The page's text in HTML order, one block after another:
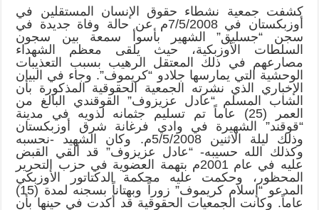
كشفت جمعية نشطاء حقوق الإنسان المستقلين في
أوزبكستان في 7/5/2008م عن حالة وفاة جديدة في
سجن “جسليق” الشهير بأسوأ سمعة بين سجون
السلطات الأوزبكية، حيث يلقى معظم الشهداء
مصارعهم في ذلك المعتقل الرهيب بسبب التعذيبات
الوحشية التي يمارسها جلادو “كريموف”. وجاء في البيان
الإخباري الذي نشرته الجمعية الحقوقية المذكورة بأن
الشاب المسلم “عادل عزيزوف” القوقندي البالغ من
العمر (25) عاماً تم تسليم جثمانه لذويه في مدينة
“قوقند” الشهيرة في وادي فرغانة شرق أوزبكستان
وذلك ليلة الاثنين 5/5/2008م. وكان الشهيد -نحسبه
وكذلك الله حسيبه- “عادل عزيزوف” قد ألقي القبض
عليه في عام 2001م بتهمة العضوية في حزب التحرير
المحظور، وحكمت عليه محكمة الدكتاتور الأوزبكي
المدعو “إسلام كريموف” زوراً وبهتاناً بسجنه لمدة (15)
عاماً. وكانت الجمعيات الحقوقية قد أكدت في حينها بأن